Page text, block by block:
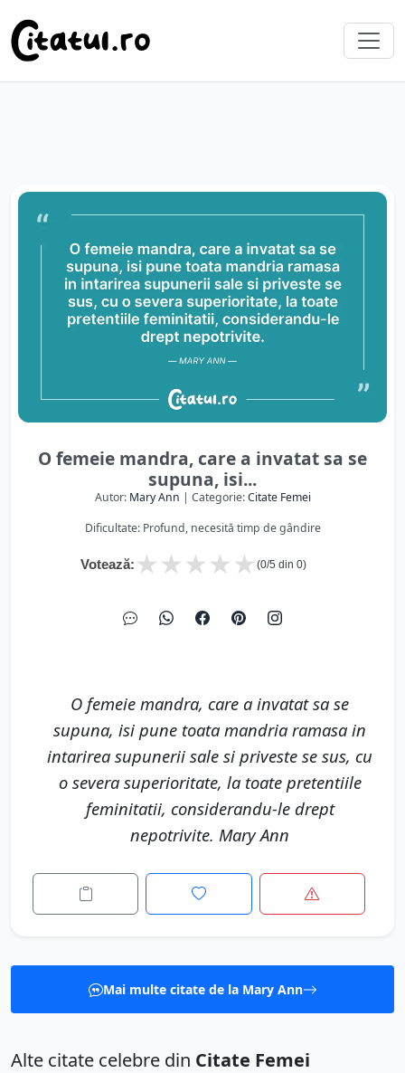
O femeie mandra, care a invatat sa se
supuna, isi...
Autor: Mary Ann | Categorie:Citate Femei
Dificultate: Profund, necesită timp de gândire
Votează: ★
★
★
★
★ (0/5 din 0)
O femeie mandra, care a invatat sa se
supuna, isi pune toata mandria ramasa in
intarirea supunerii sale si priveste se sus, cu
o severa superioritate, la toate pretentiile
feminitatii, considerandu-le drept
nepotrivite. Mary Ann
Mai multe citate de la Mary Ann
Alte citate celebre din Citate Femei